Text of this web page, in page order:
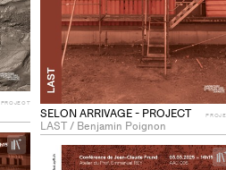
PROJECT
SELON ARRIVAGE - PROJECT
LAST / Benjamin Poignon
+
Add
+